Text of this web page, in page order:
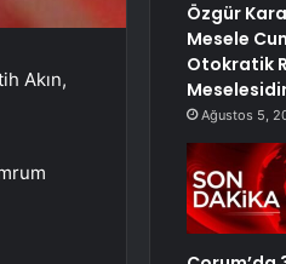
Akın,
Özgür
Mesele
Otokratik
Ağustos 5,